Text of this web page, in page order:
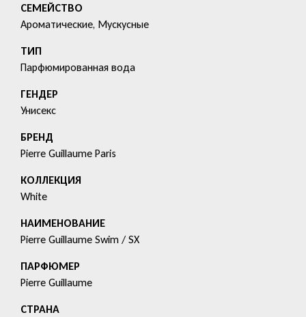
СЕМЕЙСТВО
Ароматические, Мускусные
ТИП
Парфюмированная вода
ГЕНДЕР
Унисекс
БРЕНД
Pierre Guillaume Paris
КОЛЛЕКЦИЯ
White
HАИМЕНОВАНИЕ
Pierre Guillaume Swim / SX
ПАРФЮМЕР
Pierre Guillaume
СТРАНА